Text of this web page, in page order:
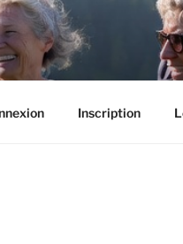
Inscription